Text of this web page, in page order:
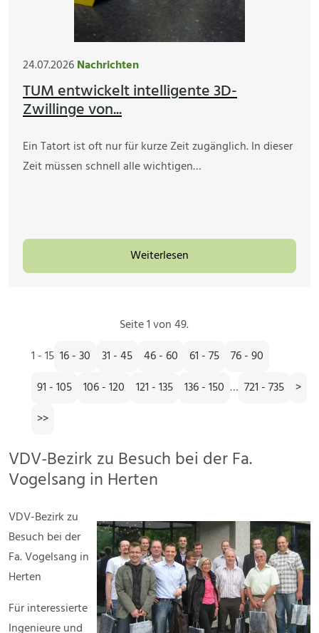
24.07.2026Nachrichten
TUM entwickelt intelligente 3D-
Zwillinge von...
Ein Tatort ist oft nur für kurze Zeit zugänglich. In dieser
Zeit müssen schnell alle wichtigen…
Weiterlesen
Seite 1 von 49.
1 - 15 16 - 30 31 - 45 46 - 60 61 - 75
76 - 90
91 - 105
106 - 120 121 - 135 136 - 150 … 721 - 735
>
>>
VDV-Bezirk zu Besuch bei der Fa.
Vogelsang in Herten
VDV-Bezirk zu
Besuch bei der
Fa. Vogelsang in
Herten
Für interessierte
Ingenieure und